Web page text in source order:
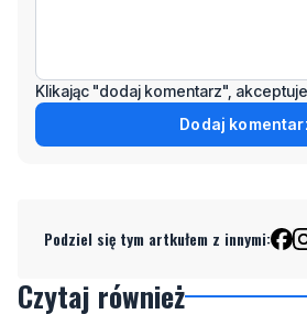
Klikając "dodaj komentarz",
Dodaj
Podziel się tym artkułem z innymi:
Czytaj również